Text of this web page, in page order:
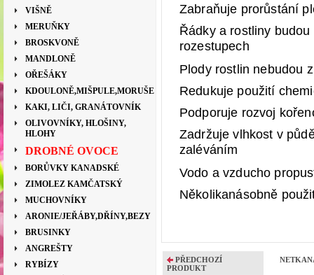
VIŠNĚ
MERUŇKY
BROSKVONĚ
MANDLONĚ
OŘEŠÁKY
KDOULONĚ,MIŠPULE,MORUŠE
KAKI, LIČI, GRANÁTOVNÍK
OLIVOVNÍKY, HLOŠINY,
HLOHY
DROBNÉ OVOCE
BORŮVKY KANADSKÉ
ZIMOLEZ KAMČATSKÝ
MUCHOVNÍKY
ARONIE/JEŘÁBY,DŘÍNY,BEZY
BRUSINKY
ANGREŠTY
RYBÍZY
Zabraňuje prorůstání
Řádky a rostliny
rozestupech
Plody rostlin nebudou
Redukuje použití
Podporuje rozvoj
Zadržuje vlhkost v
zaléváním
Vodo a vzducho
Několikanásobně
PŘEDCHOZÍ
PRODUKT